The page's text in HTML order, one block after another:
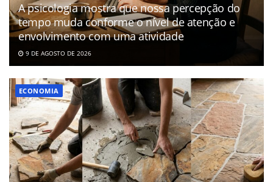
A psicologia mostra que nossa percepção do
tempo muda conforme o nível de atenção e
envolvimento com uma atividade
9 DE AGOSTO DE 2026
ECONOMIA